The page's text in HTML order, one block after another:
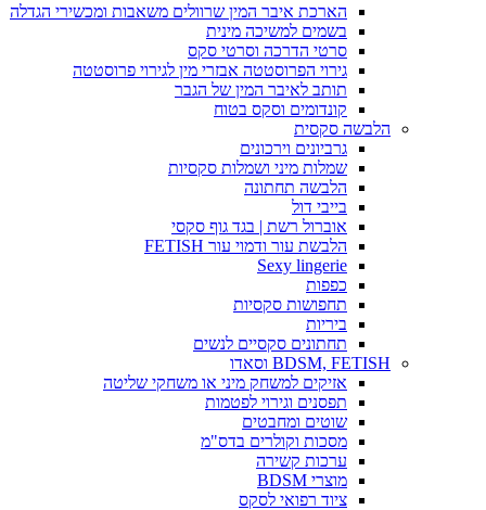
הארכת איבר המין שרוולים משאבות ומכשירי הגדלה
בשמים למשיכה מינית
סרטי הדרכה וסרטי סקס
גירוי הפרוסטטה אבזרי מין לגירוי פרוסטטה
תותב לאיבר המין של הגבר
קונדומים וסקס בטוח
הלבשה סקסית
גרביונים וירכונים
שמלות מיני ושמלות סקסיות
הלבשה תחתונה
בייבי דול
אוברול רשת | בגד גוף סקסי
הלבשת עור ודמוי עור FETISH
Sexy lingerie
כפפות
תחפושות סקסיות
ביריות
תחתונים סקסיים לנשים
BDSM, FETISH וסאדו
אזיקים למשחק מיני או משחקי שליטה
תפסנים וגירוי לפטמות
שוטים ומחבטים
מסכות וקולרים בדס"מ
ערכות קשירה
מוצרי BDSM
ציוד רפואי לסקס